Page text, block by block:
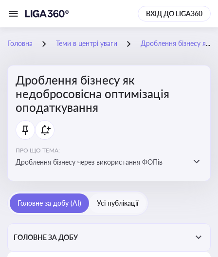
ВХІД ДО LIGA360
Головна Теми в центрі уваги Дроблення бізнесу як недобросовісна оптимізація оподаткування
Дроблення бізнесу як
недобросовісна оптимізація
оподаткування
ПРО ЩО ТЕМА:
Дроблення бізнесу через використання ФОПів
Головне за добу (AI) Усі публікації
ГОЛОВНЕ ЗА ДОБУ